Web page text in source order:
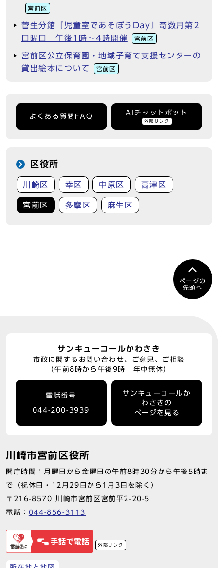
宮前区
菅生分館『児童室であそぼうDay』奇数月第2
日曜日 午後1時～4時開催
宮前区
宮前区公立保育園・地域子育て支援センターの
貸出絵本について
宮前区
よくある質問FAQ
AIチャットボット
外部リンク
区役所
川崎区 幸区 中原区 高津区
宮前区 多摩区 麻生区
ページの
先頭へ
サンキューコールかわさき
市政に関するお問い合わせ、ご意見、ご相談
（午前8時から午後9時 年中無休）
電話番号
044-200-3939
サンキューコールか
わさきの
ページを見る
川崎市宮前区役所
開庁時間：月曜日から金曜日の午前8時30分から午後5時ま
で（祝休日・12月29日から1月3日を除く）
〒216-8570 川崎市宮前区宮前平2-20-5
電話： 044-856-3113
外部リンク